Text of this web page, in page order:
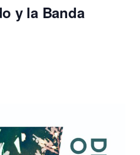
y la Banda